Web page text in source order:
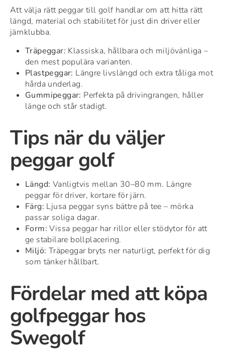
Att välja rätt peggar till golf handlar om att hitta rätt
längd, material och stabilitet för just din driver eller
järnklubba.
Träpeggar: Klassiska, hållbara och miljövänliga –
den mest populära varianten.
Plastpeggar: Längre livslängd och extra tåliga mot
hårda underlag.
Gummipeggar: Perfekta på drivingrangen, håller
länge och står stadigt.
Tips när du väljer
peggar golf
Längd: Vanligtvis mellan 30–80 mm. Längre
peggar för driver, kortare för järn.
Färg: Ljusa peggar syns bättre på tee – mörka
passar soliga dagar.
Form: Vissa peggar har rillor eller stödytor för att
ge stabilare bollplacering.
Miljö: Träpeggar bryts ner naturligt, perfekt för dig
som tänker hållbart.
Fördelar med att köpa
golfpeggar hos
Swegolf